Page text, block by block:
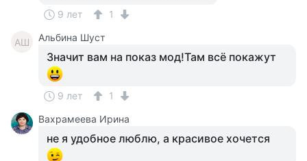
9 лет 1
АШ Альбина Шуст
Значит вам на показ мод!Там всё покажут
9 лет
1
Вахрамеева Ирина
не я удобное люблю, а красивое хочется